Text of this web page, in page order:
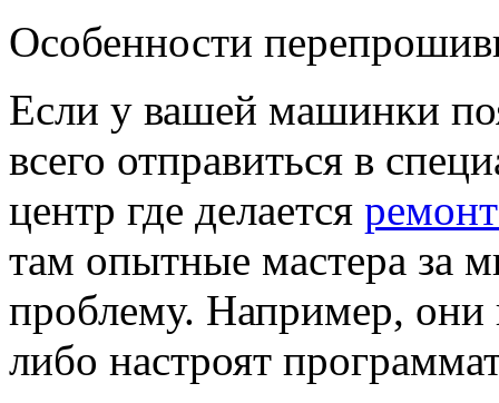
Особенности
Если у вашей машинки
всего отправиться в
центр где делается
там опытные мастера за
проблему. Например, они
либо настроят